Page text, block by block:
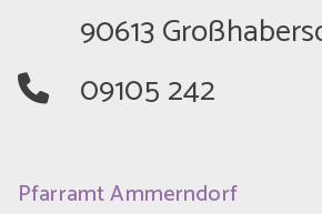
90613
	09105 242
Pfarramt Ammerndorf